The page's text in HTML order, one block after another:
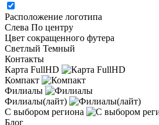
Расположение логотипа
Cлева По центру
Цвет сокращенного футера
Светлый Темный
Контакты
Карта FullHD
Компакт
Филиалы
Филиалы(лайт)
С выбором региона
Блог